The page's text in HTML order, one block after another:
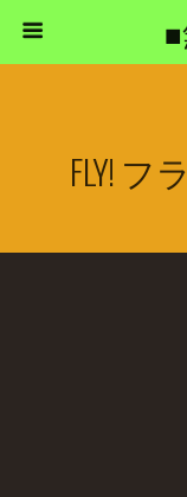
FLY! フ